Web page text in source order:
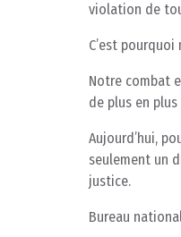
violation de
C’est
Notre combat
de plus en
Aujourd’hui,
seulement un
justice.
Bureau